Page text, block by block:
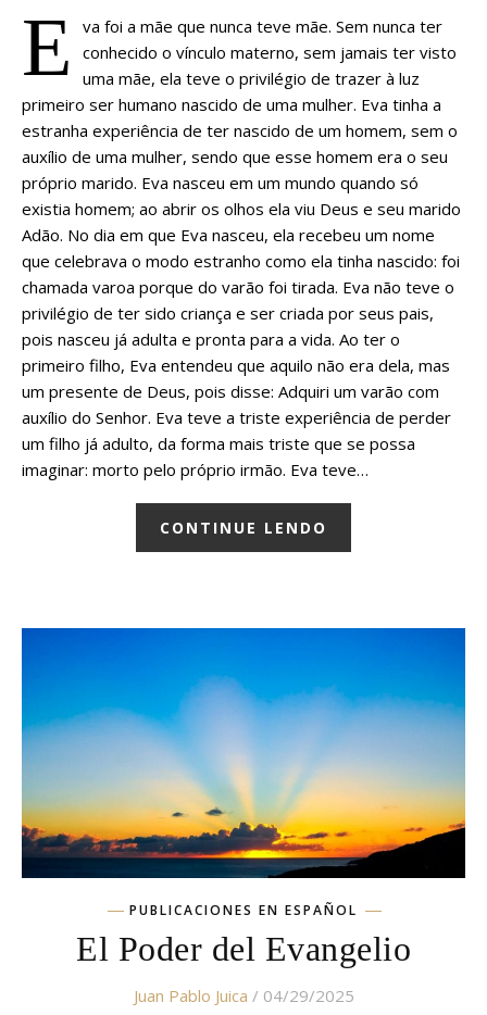
E
va foi a mãe que nunca teve mãe. Sem nunca ter
conhecido o vínculo materno, sem jamais ter visto
uma mãe, ela teve o privilégio de trazer à luz
primeiro ser humano nascido de uma mulher. Eva tinha a
estranha experiência de ter nascido de um homem, sem o
auxílio de uma mulher, sendo que esse homem era o seu
próprio marido. Eva nasceu em um mundo quando só
existia homem; ao abrir os olhos ela viu Deus e seu marido
Adão. No dia em que Eva nasceu, ela recebeu um nome
que celebrava o modo estranho como ela tinha nascido: foi
chamada varoa porque do varão foi tirada. Eva não teve o
privilégio de ter sido criança e ser criada por seus pais,
pois nasceu já adulta e pronta para a vida. Ao ter o
primeiro filho, Eva entendeu que aquilo não era dela, mas
um presente de Deus, pois disse: Adquiri um varão com
auxílio do Senhor. Eva teve a triste experiência de perder
um filho já adulto, da forma mais triste que se possa
imaginar: morto pelo próprio irmão. Eva teve…
CONTINUE LENDO
PUBLICACIONES EN ESPAÑOL
El Poder del Evangelio
Juan Pablo Juica / 04/29/2025